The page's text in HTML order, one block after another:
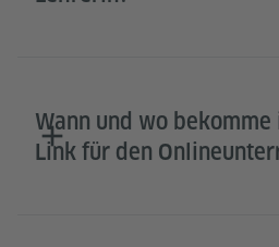
Wann und wo bekomme
Link für den